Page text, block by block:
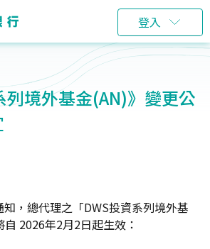
登入
列境外基金(AN)》變更公
，總代理之「DWS投資系列境外基
2026年2月2日起生效：